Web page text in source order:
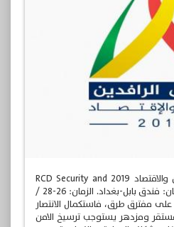
اعلان.. ملتقى الرافدين للأمن والاقتصاد 2019 RCD Security and
Economic Forum 2019. المكان: فندق بابل-بغداد. الزمان: 26-28 /
على مفترق طرق، فاستكمال الانتصار
ومزدهر يستوجب ترسيخ الامن